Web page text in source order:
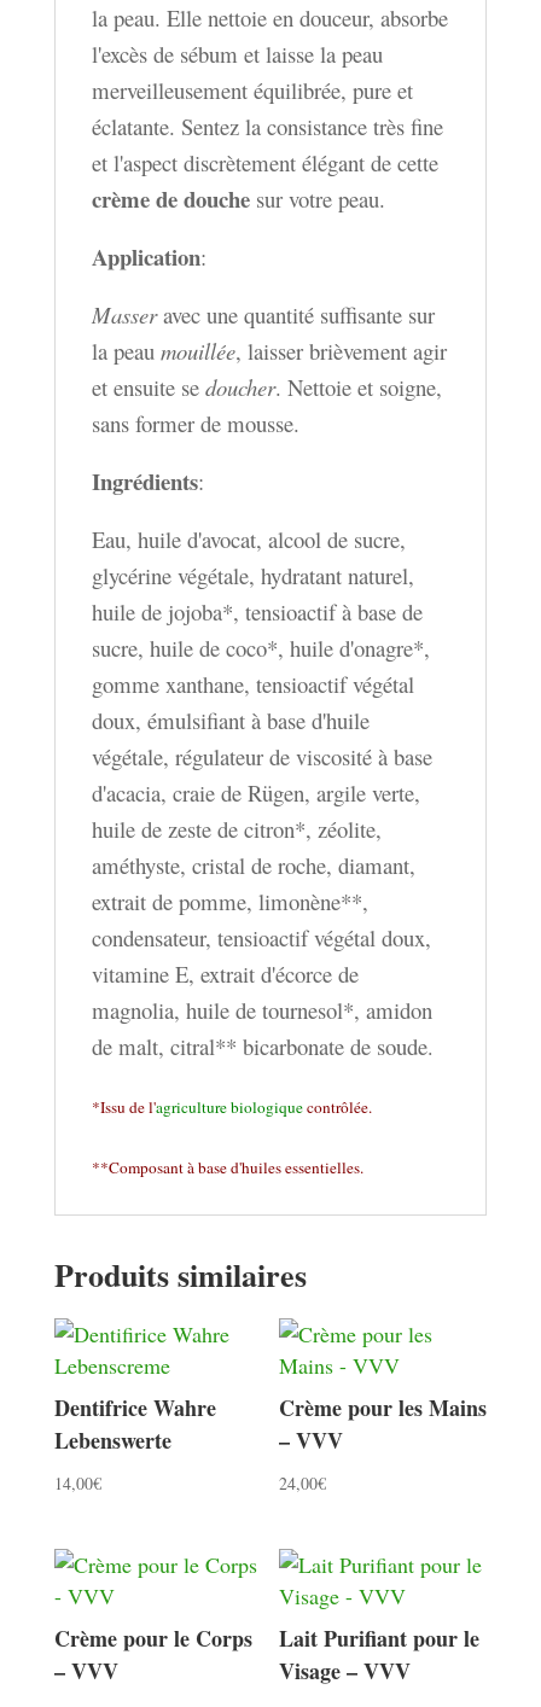
la peau. Elle nettoie en douceur, absorbe
l'excès de sébum et laisse la peau
merveilleusement équilibrée, pure et
éclatante. Sentez la consistance très fine
et l'aspect discrètement élégant de cette
crème de douchesur votre peau.
Application:
Masseravec une quantité suffisante sur
la peau mouillée, laisser brièvement agir
et ensuite se doucher. Nettoie et soigne,
sans former de mousse.
Ingrédients:
Eau, huile d'avocat, alcool de sucre,
glycérine végétale, hydratant naturel,
huile de jojoba*, tensioactif à base de
sucre, huile de coco*, huile d'onagre*,
gomme xanthane, tensioactif végétal
doux, émulsifiant à base d'huile
végétale, régulateur de viscosité à base
d'acacia, craie de Rügen, argile verte,
huile de zeste de citron*, zéolite,
améthyste, cristal de roche, diamant,
extrait de pomme, limonène**,
condensateur, tensioactif végétal doux,
vitamine E, extrait d'écorce de
magnolia, huile de tournesol*, amidon
de malt, citral** bicarbonate de soude.
*Issu de l'agriculture biologiquecontrôlée.
**Composant à base d'huiles essentielles.
Produits similaires
Dentifrice Wahre
Lebenswerte
14,00€
Crème pour les Mains
– VVV
24,00€
Crème pour le Corps
– VVV
Lait Purifiant pour le
Visage – VVV